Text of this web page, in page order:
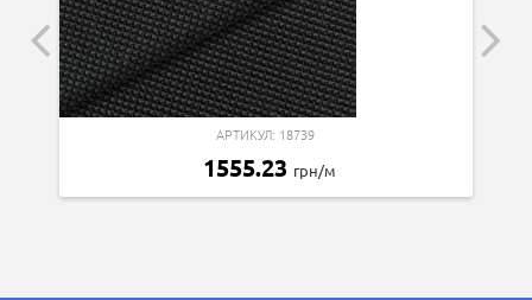
АРТИКУЛ: 18739
1555.23 грн/м